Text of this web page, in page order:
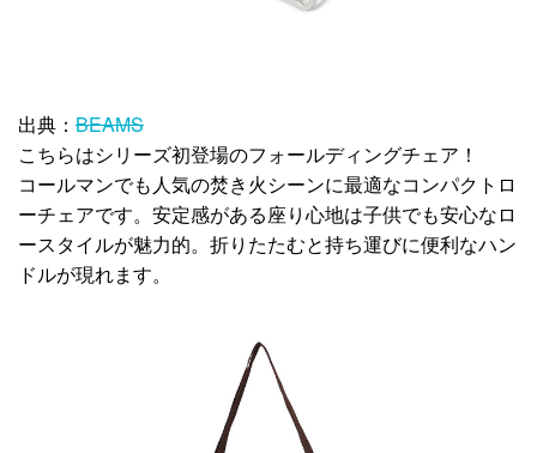
出典： BEAMS
こちらはシリーズ初登場のフォールディングチェア！
コールマンでも人気の焚き火シーンに最適なコンパクトロ
ーチェアです。安定感がある座り心地は子供でも安心なロ
ースタイルが魅力的。折りたたむと持ち運びに便利なハン
ドルが現れます。